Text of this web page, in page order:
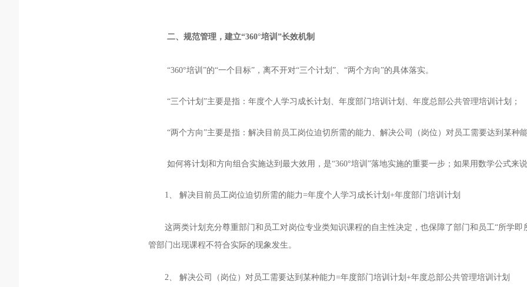
二、 规范管理，建立“360°培训 ”长效机制
“360°培训 ”的“一个目标”，离不开对“三个计划”、“两个方向”的具体落实。
“三个计划”主要是指：年度个人学习成长计划、年度部门培训计划、年度总部公共管理培训计划；
“两个方向”主要是指：解决目前员工岗位迫切所需的能力、解决公司（岗位）对员工需要达到某种
如何将计划和方向组合实施达到最大效用，是“360°培训 ”落地实施的重要一步；如果用数学公式来
1、 解决目前员工岗位迫切所需的能力=年度个人学习成长计划+年度部门培训计划
这两类计划充分尊重部门和员工对岗位专业类知识课程的自主性决定，也保障了部门和员工“所学即
管部门出现课程不符合实际的现象发生。
2、 解决公司（岗位）对员工需要达到某种能力=年度部门培训计划+年度总部公共管理培训计划